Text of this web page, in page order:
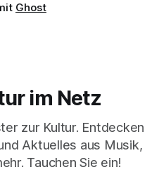
Ghost
im Netz
zur Kultur. Entdecken
Aktuelles aus Musik,
Tauchen Sie ein!